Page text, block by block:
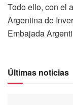
Todo ello, con el
Argentina de
Embajada
Últimas noticias